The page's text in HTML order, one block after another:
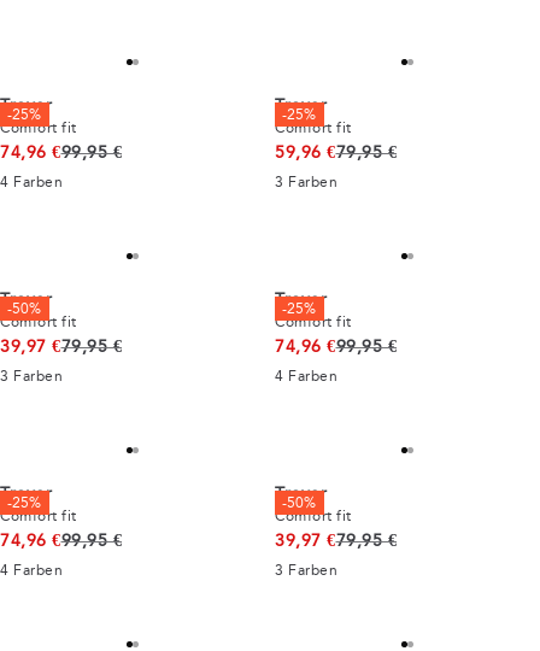
-25%
Troyer
Comfort fit
74,96 €Ursprünglicher Preis
99,95 €
4 Farben
-25%
Troyer
Comfort fit
59,96 €Ursprünglicher Preis
79,95 €
3 Farben
-50%
Troyer
Comfort fit
39,97 €Ursprünglicher Preis
79,95 €
3 Farben
-25%
Troyer
Comfort fit
74,96 €Ursprünglicher Preis
99,95 €
4 Farben
-25%
Troyer
Comfort fit
74,96 €Ursprünglicher Preis
99,95 €
4 Farben
-50%
Troyer
Comfort fit
39,97 €Ursprünglicher Preis
79,95 €
3 Farben